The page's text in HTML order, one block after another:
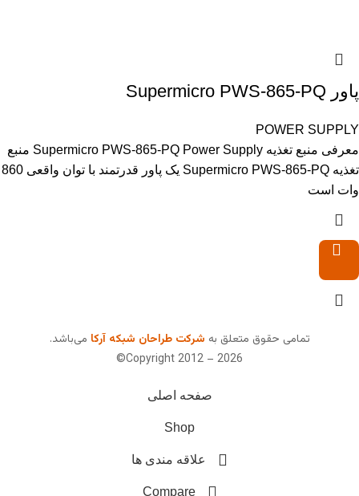
پاور Supermicro PWS-865-PQ
POWER SUPPLY
معرفی منبع تغذیه Supermicro PWS-865-PQ Power Supply منبع
تغذیه Supermicro PWS-865-PQ یک پاور قدرتمند با توان واقعی 860
وات است
تمامی حقوق متعلق به شرکت طراحان شبکه آرکا می‌باشد.
Copyright 2012 – 2026©
صفحه اصلی
Shop
علاقه مندی ها
Compare